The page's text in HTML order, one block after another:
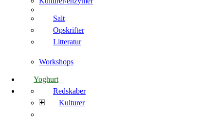
Salt
Opskrifter
Litteratur
Workshops
Yoghurt
Redskaber
Kulturer